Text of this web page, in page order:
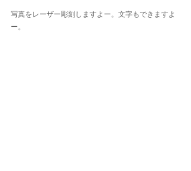
写真をレーザー彫刻しますよー。文字もできますよ
ー。